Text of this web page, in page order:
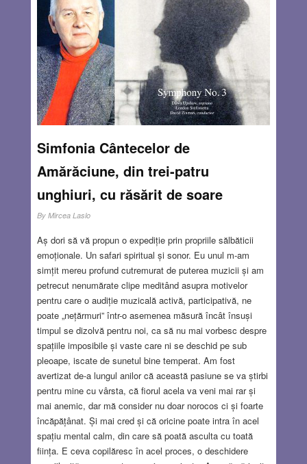
validarea „lansării”, în următoarea jumătate de oră pionierul
trebuia să prezinte arbitrului modelul recuperat. Fiecare
concurent avea dreptul la trei lansări, considerându-se cea
mai bună – adică timpul cel mai lung. La prima lansare
modelul meu a căzut într-o baltă, fiind imposibil de
recuperat și ca atare această lansare a fost descalificată.
Noroc că domnul instructor Chirica mă pusese să
construiesc trei modele.
Read more…
JUL 13, 2023
Simfonia Cântecelor de
Amărăciune, din trei-patru
unghiuri, cu răsărit de soare
By Mircea Laslo
Aș dori să vă propun o expediție prin propriile sălbăticii
emoționale. Un safari spiritual și sonor. Eu unul m-am
simțit mereu profund cutremurat de puterea muzicii și am
petrecut nenumărate clipe meditând asupra motivelor
pentru care o audiție muzicală activă, participativă, ne
poate „nețărmuri” într-o asemenea măsură încât însuși
timpul se dizolvă pentru noi, ca să nu mai vorbesc despre
spațiile imposibile și vaste care ni se deschid pe sub
pleoape, iscate de sunetul bine temperat. Am fost
avertizat de-a lungul anilor că această pasiune se va știrbi
pentru mine cu vârsta, că fiorul acela va veni mai rar și
mai anemic, dar mă consider nu doar norocos ci și foarte
încăpățânat. Și mai cred și că oricine poate intra în acel
spațiu mental calm, din care să poată asculta cu toată
ființa. E ceva copilăresc în acel proces, o deschidere